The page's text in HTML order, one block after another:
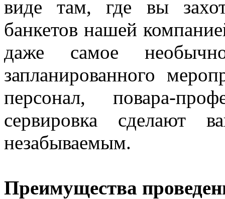
виде там, где вы
банкетов нашей
даже самое
запланированного
персонал, повара-
сервировка сделают
незабываемым.
Преимущества